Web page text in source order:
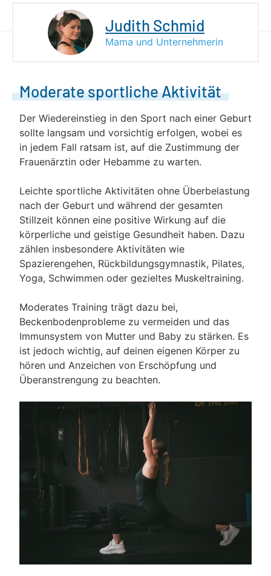
Judith Schmid
Mama und Unternehmerin
Moderate sportliche Aktivität
Der Wiedereinstieg in den Sport nach einer Geburt
sollte langsam und vorsichtig erfolgen, wobei es
in jedem Fall ratsam ist, auf die Zustimmung der
Frauenärztin oder Hebamme zu warten.
Leichte sportliche Aktivitäten ohne Überbelastung
nach der Geburt und während der gesamten
Stillzeit können eine positive Wirkung auf die
körperliche und geistige Gesundheit haben. Dazu
zählen insbesondere Aktivitäten wie
Spazierengehen, Rückbildungsgymnastik, Pilates,
Yoga, Schwimmen oder gezieltes Muskeltraining.
Moderates Training trägt dazu bei,
Beckenbodenprobleme zu vermeiden und das
Immunsystem von Mutter und Baby zu stärken. Es
ist jedoch wichtig, auf deinen eigenen Körper zu
hören und Anzeichen von Erschöpfung und
Überanstrengung zu beachten.